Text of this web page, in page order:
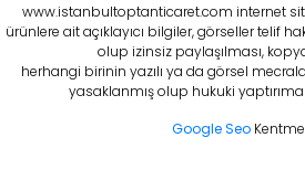
www.istanbultoptanticaret.com internet
ürünlere ait açıklayıcı bilgiler, görseller telif
olup izinsiz paylaşılması,
herhangi birinin yazılı ya da görsel
yasaklanmış olup hukuki
Google Seo